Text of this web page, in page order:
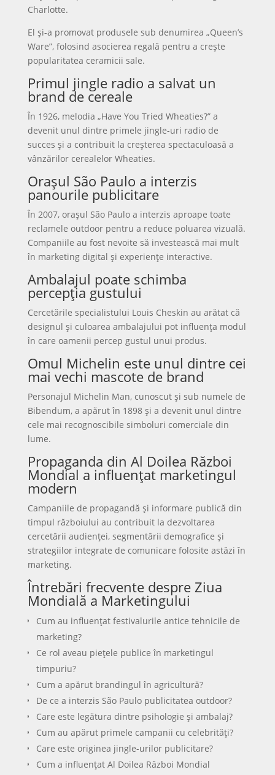
Charlotte.
El și-a promovat produsele sub denumirea „Queen’s
Ware”, folosind asocierea regală pentru a crește
popularitatea ceramicii sale.
Primul jingle radio a salvat un
brand de cereale
În 1926, melodia „Have You Tried Wheaties?” a
devenit unul dintre primele jingle-uri radio de
succes și a contribuit la creșterea spectaculoasă a
vânzărilor cerealelor Wheaties.
Orașul São Paulo a interzis
panourile publicitare
În 2007, orașul São Paulo a interzis aproape toate
reclamele outdoor pentru a reduce poluarea vizuală.
Companiile au fost nevoite să investească mai mult
în marketing digital și experiențe interactive.
Ambalajul poate schimba
percepția gustului
Cercetările specialistului Louis Cheskin au arătat că
designul și culoarea ambalajului pot influența modul
în care oamenii percep gustul unui produs.
Omul Michelin este unul dintre cei
mai vechi mascote de brand
Personajul Michelin Man, cunoscut și sub numele de
Bibendum, a apărut în 1898 și a devenit unul dintre
cele mai recognoscibile simboluri comerciale din
lume.
Propaganda din Al Doilea Război
Mondial a influențat marketingul
modern
Campaniile de propagandă și informare publică din
timpul războiului au contribuit la dezvoltarea
cercetării audienței, segmentării demografice și
strategiilor integrate de comunicare folosite astăzi în
marketing.
Întrebări frecvente despre Ziua
Mondială a Marketingului
Cum au influențat festivalurile antice tehnicile de
marketing?
Ce rol aveau piețele publice în marketingul
timpuriu?
Cum a apărut brandingul în agricultură?
De ce a interzis São Paulo publicitatea outdoor?
Care este legătura dintre psihologie și ambalaj?
Cum au apărut primele campanii cu celebrități?
Care este originea jingle-urilor publicitare?
Cum a influențat Al Doilea Război Mondial